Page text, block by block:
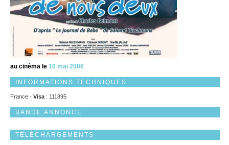
au cinéma le 10 mai 2006
INFORMATIONS TECHNIQUES
France - Visa : 111895
BANDE ANNONCE
TÉLÉCHARGEMENTS